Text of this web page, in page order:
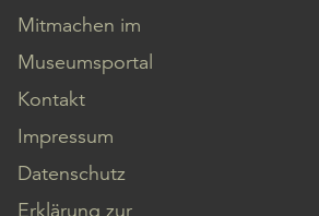
Mitmachen im
Museumsportal
Kontakt
Impressum
Datenschutz
Erklärung zur